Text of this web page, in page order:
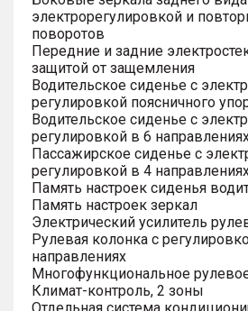
электрорегулировкой и
поворотов
Передние и задние
защитой от защемления
Водительское сиденье с
регулировкой поясничного
Водительское сиденье с
регулировкой в 6
Пассажирское сиденье с
регулировкой в 4
Память настроек сиденья
Память настроек зеркал
Электрический усилитель
Рулевая колонка с
направлениях
Многофункциональное
Климат-контроль, 2 зоны
Отдельная система